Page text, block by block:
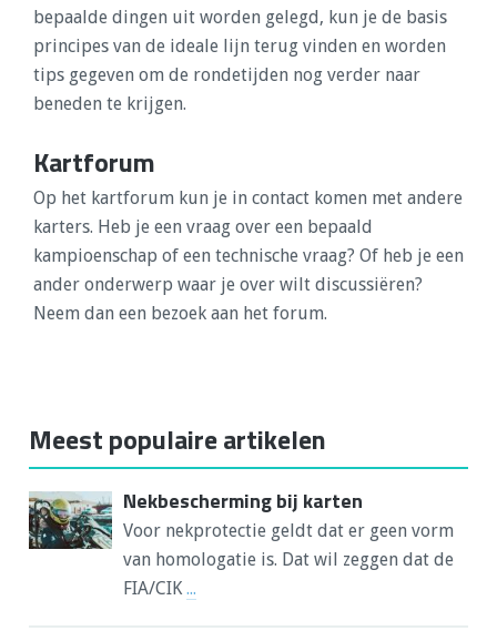
bepaalde dingen uit worden gelegd, kun je de basis
principes van de ideale lijn terug vinden en worden
tips gegeven om de rondetijden nog verder naar
beneden te krijgen.
Kartforum
Op het kartforum kun je in contact komen met andere
karters. Heb je een vraag over een bepaald
kampioenschap of een technische vraag? Of heb je een
ander onderwerp waar je over wilt discussiëren?
Neem dan een bezoek aan het forum.
Meest populaire artikelen
Nekbescherming bij karten
Voor nekprotectie geldt dat er geen vorm
van homologatie is. Dat wil zeggen dat de
FIA/CIK ...